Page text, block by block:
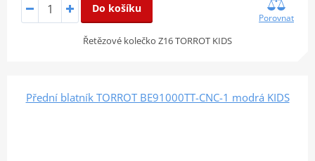
Do košíku
Porovnat
Řetězové kolečko Z16 TORROT KIDS
Přední blatník TORROT BE91000TT-CNC-1 modrá KIDS